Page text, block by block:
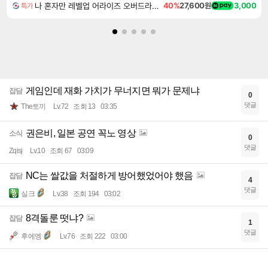
특가 나 혼자만 레벨업 어라이즈 오버드라이브 Solo Leveling Arise 40%27,600원 3,000
잡담 게임인데 재화 가치가 무너지면 뭐가 문제냐
The토끼 Lv.72 조회 13 03:35
0
댓글
소식 권은비, 일본 공연 꼭노 영상
Zqisj Lv.10 조회 67 03:09
0
댓글
잡담 NC는 쌀값을 처절하게 방어했었어야 했음
실크 Lv.38 조회 194 03:02
4
댓글
잡담 8격돌룬 떳냐?
후에엥 Lv.76 조회 222 03:00
1
댓글